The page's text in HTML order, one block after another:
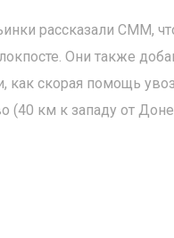
рассказали СММ,
Они также
как скорая помощь
(40 км к западу от